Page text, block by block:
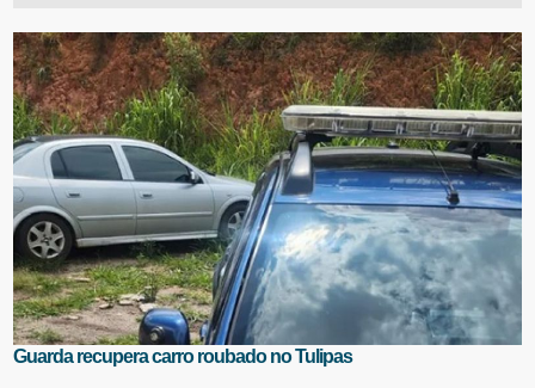
Guarda recupera carro roubado no Tulipas